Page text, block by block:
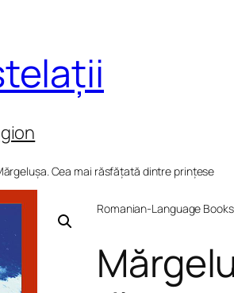
Cea mai răsfățată dintre prințese
Romanian-Language